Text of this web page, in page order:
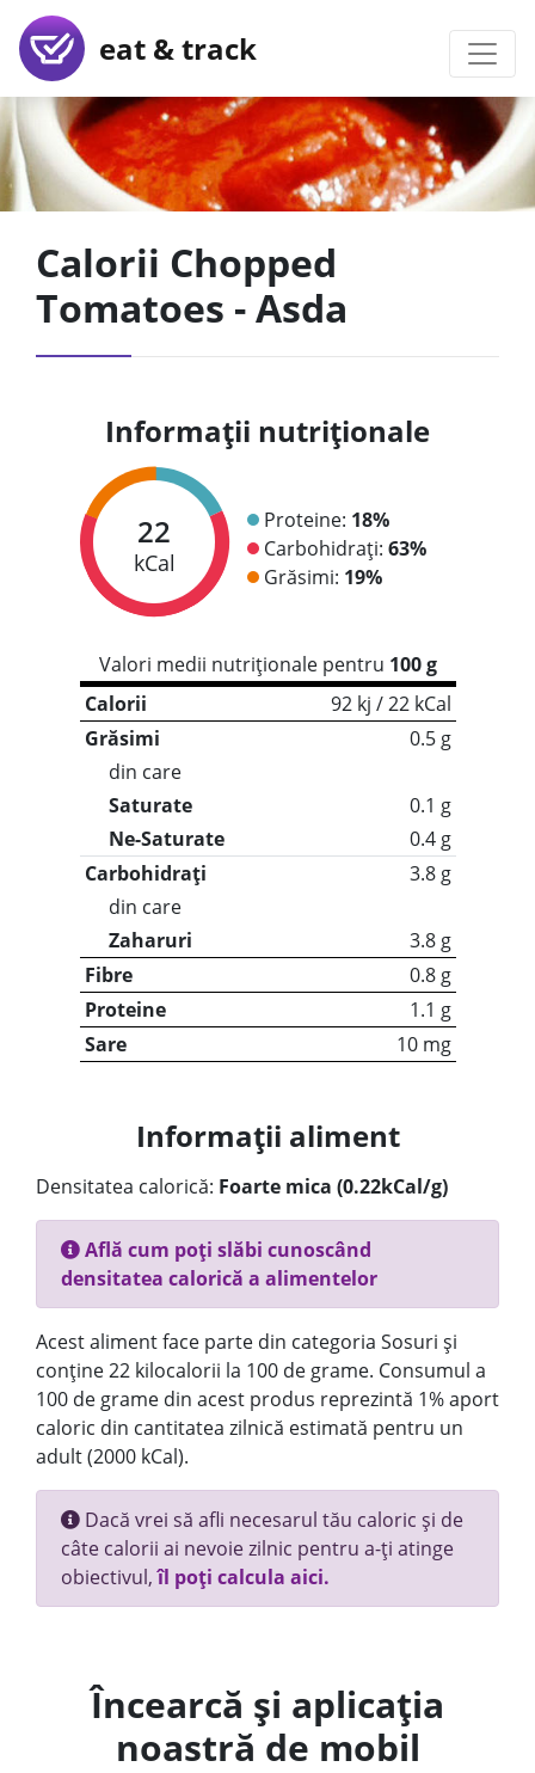
eat & track
Calorii Chopped
Tomatoes - Asda
Informații nutriționale
22
kCal
Proteine: 18%
Carbohidrați: 63%
Grăsimi: 19%
Valori medii nutriționale pentru 100 g
Calorii
92 kj / 22 kCal
Grăsimi
0.5 g
din care
Saturate
0.1 g
Ne-Saturate
0.4 g
Carbohidrați
3.8 g
din care
Zaharuri
3.8 g
Fibre
0.8 g
Proteine
1.1 g
Sare
10 mg
Informații aliment
Densitatea calorică: Foarte mica (0.22kCal/g)
Află cum poți slăbi cunoscând
densitatea calorică a alimentelor
Acest aliment face parte din categoria Sosuri și
conține 22 kilocalorii la 100 de grame. Consumul a
100 de grame din acest produs reprezintă 1% aport
caloric din cantitatea zilnică estimată pentru un
adult (2000 kCal).
Dacă vrei să afli necesarul tău caloric și de
câte calorii ai nevoie zilnic pentru a-ți atinge
obiectivul,îl poți calcula aici.
Încearcă și aplicația
noastră de mobil